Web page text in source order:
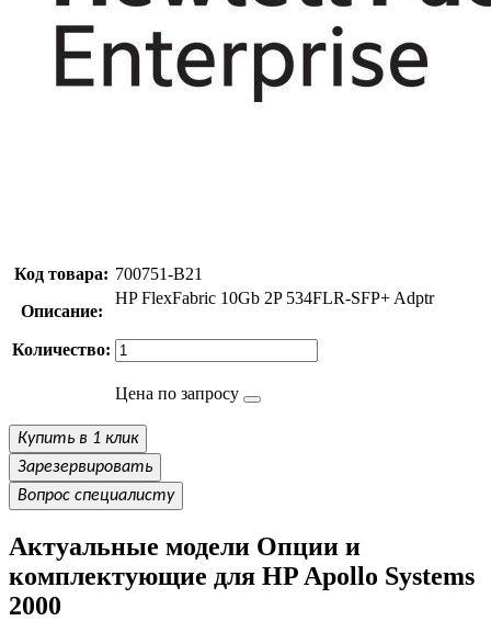
Код товара: 700751-B21
Описание:
HP FlexFabric 10Gb 2P 534FLR-SFP+ Adptr
Количество:
Цена по запросу
Купить в 1 клик
Зарезервировать
Вопрос специалисту
Актуальные модели Опции и
комплектующие для HP Apollo Systems
2000